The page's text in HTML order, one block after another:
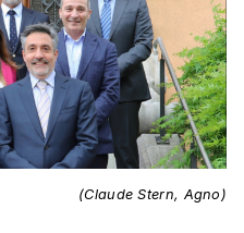
(Claude Stern, Agno)